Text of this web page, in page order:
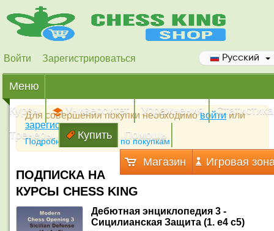
Войти Зарегистрироваться Русский
Меню
Курсы
Университет Упражнения
Статистика
Тренеры
Купить Помощь
Магазин Игровая
Для совершения покупки необходимовойтиили
зарегистрироваться
Подробная инструкция по покупкам
ПОДПИСКА НА
КУРСЫ CHESS KING
Дебютная энциклопедия 3 -
Сицилианская Защита (1. e4 c5)